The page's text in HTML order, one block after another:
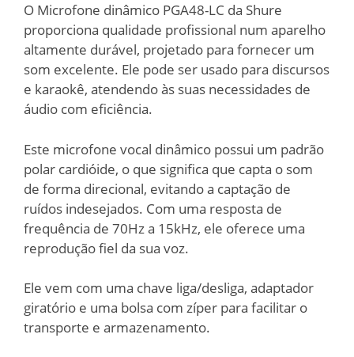
O Microfone dinâmico PGA48-LC da Shure
proporciona qualidade profissional num aparelho
altamente durável, projetado para fornecer um
som excelente. Ele pode ser usado para discursos
e karaokê, atendendo às suas necessidades de
áudio com eficiência.
Este microfone vocal dinâmico possui um padrão
polar cardióide, o que significa que capta o som
de forma direcional, evitando a captação de
ruídos indesejados. Com uma resposta de
frequência de 70Hz a 15kHz, ele oferece uma
reprodução fiel da sua voz.
Ele vem com uma chave liga/desliga, adaptador
giratório e uma bolsa com zíper para facilitar o
transporte e armazenamento.